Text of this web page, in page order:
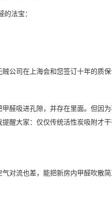
法宝：
公司在上海会和您签订十年的质保
醛吸进孔隙，并存在里面。但因
醒大家：仅仅传统活性炭吸附才
对流也差，能把新房内甲醛吹散简